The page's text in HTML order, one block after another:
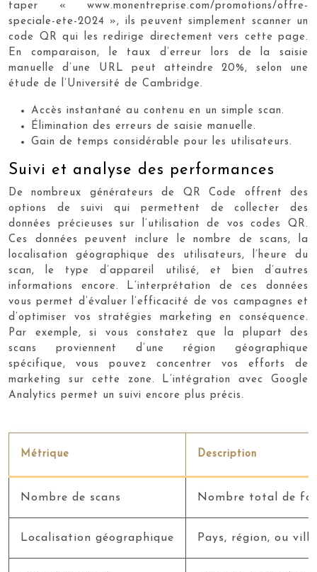
taper « www.monentreprise.com/promotions/offre-
speciale-ete-2024 », ils peuvent simplement scanner un
code QR qui les redirige directement vers cette page.
En comparaison, le taux d’erreur lors de la saisie
manuelle d’une URL peut atteindre 20%, selon une
étude de l’Université de Cambridge.
Accès instantané au contenu en un simple scan.
Élimination des erreurs de saisie manuelle.
Gain de temps considérable pour les utilisateurs.
Suivi et analyse des performances
De nombreux générateurs de QR Code offrent des
options de suivi qui permettent de collecter des
données précieuses sur l’utilisation de vos codes QR.
Ces données peuvent inclure le nombre de scans, la
localisation géographique des utilisateurs, l’heure du
scan, le type d’appareil utilisé, et bien d’autres
informations encore. L’interprétation de ces données
vous permet d’évaluer l’efficacité de vos campagnes et
d’optimiser vos stratégies marketing en conséquence.
Par exemple, si vous constatez que la plupart des
scans proviennent d’une région géographique
spécifique, vous pouvez concentrer vos efforts de
marketing sur cette zone. L’intégration avec Google
Analytics permet un suivi encore plus précis.
Métrique Description
Nombre de scans Nombre total de
Localisation géographique Pays, région, ou